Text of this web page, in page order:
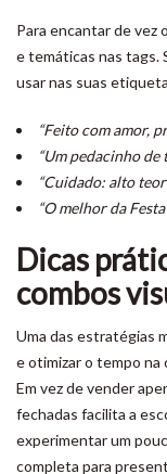
Para encantar de vez
e temáticas nas tags.
usar nas suas
“Feito com amor,
“Um pedacinho
“Cuidado: alto
“O melhor da
Dicas
combos
Uma das estratégias
e otimizar o tempo na
Em vez de vender
fechadas facilita a
experimentar um
completa para